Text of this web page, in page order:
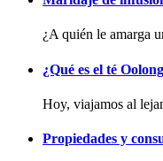
¿A quién le amarga
¿Qué es el té
Hoy, viajamos al
Propiedades y